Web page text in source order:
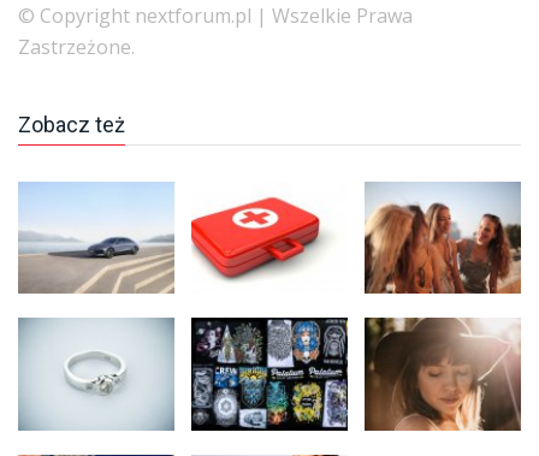
© Copyright nextforum.pl | Wszelkie Prawa
Zastrzeżone.
Zobacz też